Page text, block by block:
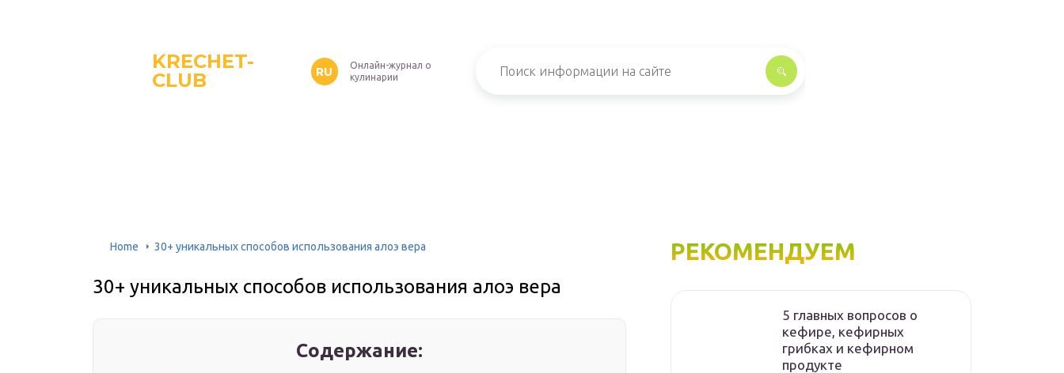
KRECHET-
CLUB
RU
Онлайн-журнал о
кулинарии
Home 30+ уникальных способов использования алоэ вера
30+ уникальных способов использования алоэ вера
Содержание:
РЕКОМЕНДУЕМ
5 главных вопросов о
кефире, кефирных
грибках и кефирном
продукте